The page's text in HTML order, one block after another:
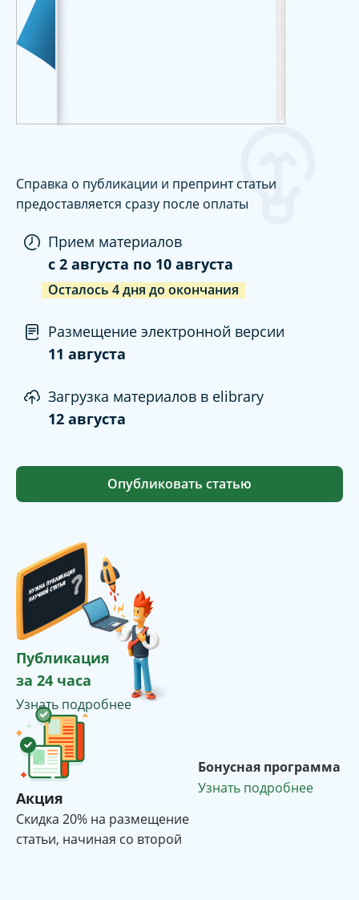
Справка о публикации и препринт статьи
предоставляется сразу после оплаты
Прием материалов
c 2 августа по 10 августа
Осталось 4дня до окончания
Размещение электронной версии
11 августа
Загрузка материалов в elibrary
12 августа
Опубликовать статью
Публикация
за 24 часа
Узнать подробнее
Акция
Cкидка 20% на размещение
статьи, начиная со второй
Бонусная программа
Узнать подробнее